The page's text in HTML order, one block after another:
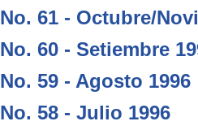
No. 61 - Octubre/
No. 60 - Setiembre
No. 59 - Agosto 1996
No. 58 - Julio 1996